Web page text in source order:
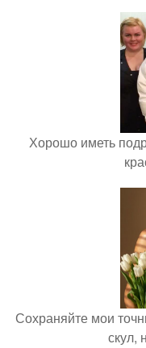
Хорошо иметь
Сохраняйте мои
скул,